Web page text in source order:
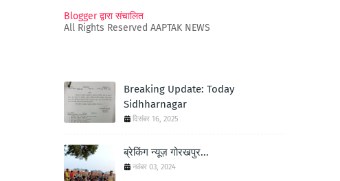
Blogger द्वारा संचालित
All Rights Reserved AAPTAK NEWS
Breaking Update: Today
Sidhharnagar
दिसंबर 16, 2025
ब्रेकिंग न्यूज़ गोरखपुर...
नवंबर 03, 2024